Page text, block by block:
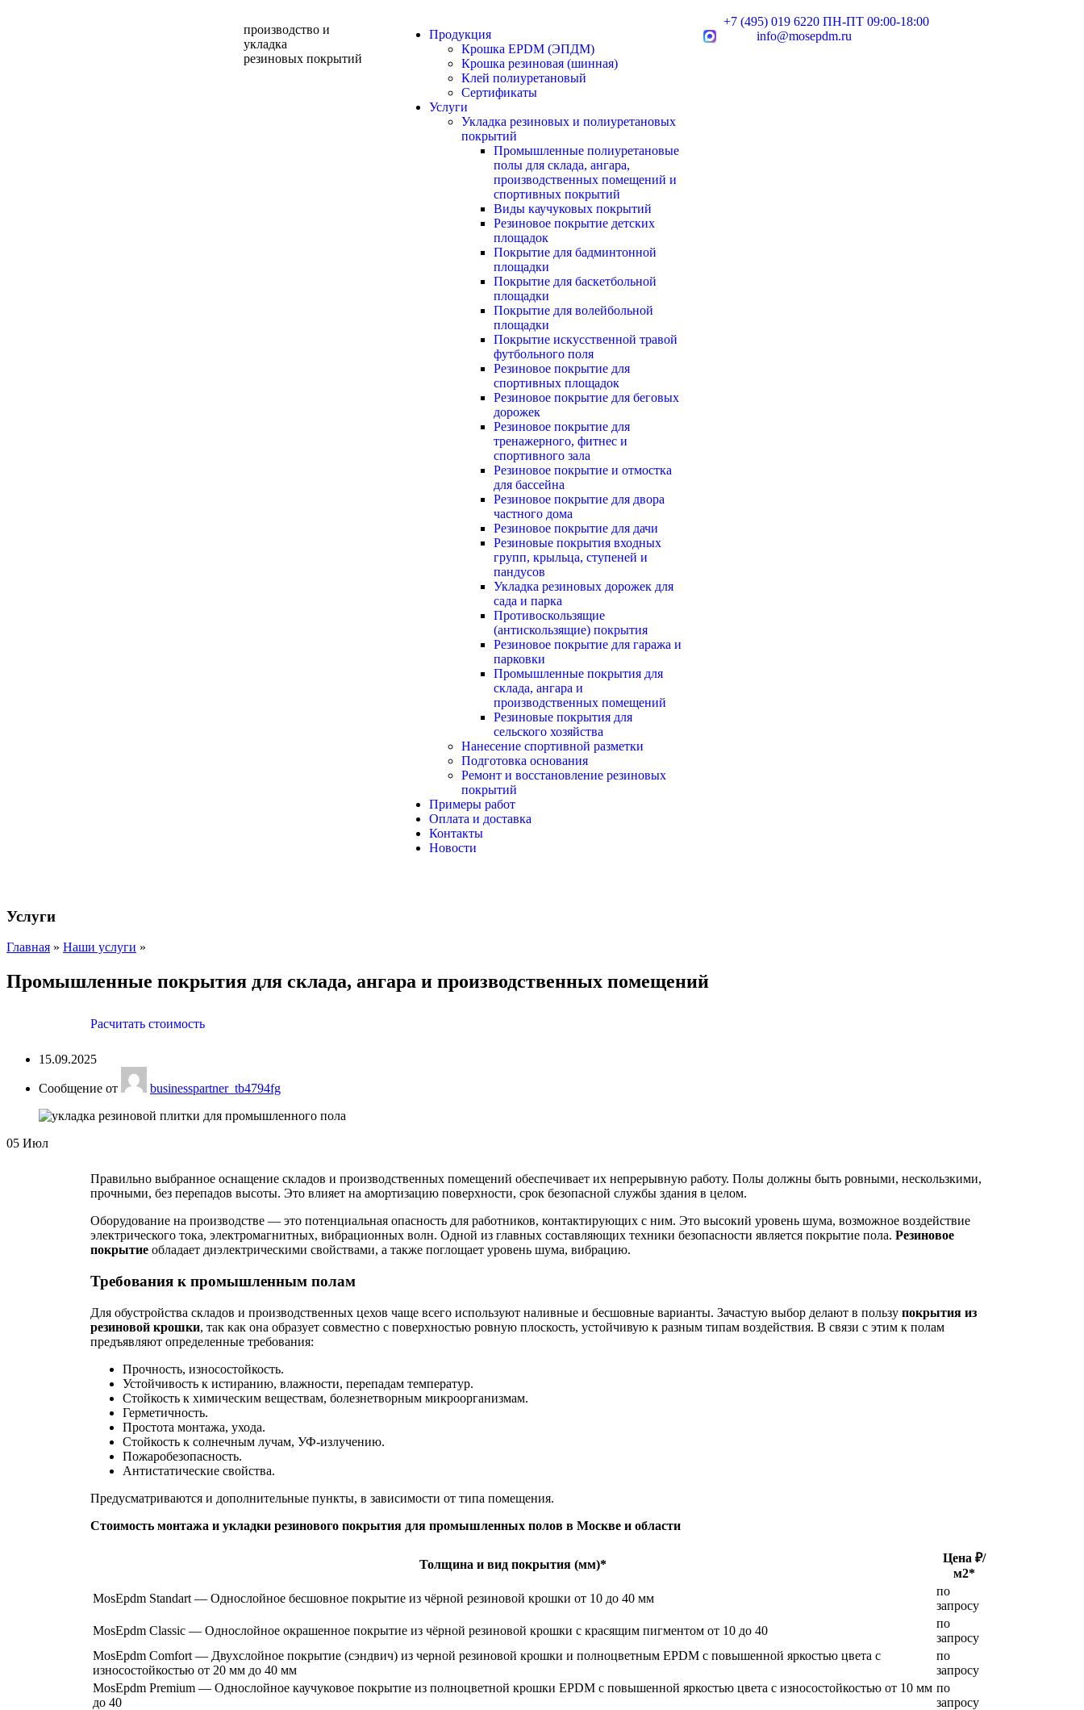
производство и
укладка
резиновых покрытий
Продукция
Крошка EPDM (ЭПДМ)
Крошка резиновая (шинная)
Клей полиуретановый
Сертификаты
Услуги
Укладка резиновых и полиуретановых
покрытий
Промышленные полиуретановые
полы для склада, ангара,
производственных помещений и
спортивных покрытий
Виды каучуковых покрытий
Резиновое покрытие детских
площадок
Покрытие для бадминтонной
площадки
Покрытие для баскетбольной
площадки
Покрытие для волейбольной
площадки
Покрытие искусственной травой
футбольного поля
Резиновое покрытие для
спортивных площадок
Резиновое покрытие для беговых
дорожек
Резиновое покрытие для
тренажерного, фитнес и
спортивного зала
Резиновое покрытие и отмостка
для бассейна
Резиновое покрытие для двора
частного дома
Резиновое покрытие для дачи
Резиновые покрытия входных
групп, крыльца, ступеней и
пандусов
Укладка резиновых дорожек для
сада и парка
Противоскользящие
(антискользящие) покрытия
Резиновое покрытие для гаража и
парковки
Промышленные покрытия для
склада, ангара и
производственных помещений
Резиновые покрытия для
сельского хозяйства
Нанесение спортивной разметки
Подготовка основания
Ремонт и восстановление резиновых
покрытий
Примеры работ
Оплата и доставка
Контакты
Новости
+7 (495) 019 6220 ПН-ПТ 09:00-18:00
info@mosepdm.ru
Услуги
Главная » Наши услуги »
Промышленные покрытия для склада, ангара и производственных помещений
Расчитать стоимость
15.09.2025
Сообщение от businesspartner_tb4794fg
05 Июл
Правильно выбранное оснащение складов и производственных помещений обеспечивает их непрерывную работу. Полы должны быть ровными, нескользкими,
прочными, без перепадов высоты. Это влияет на амортизацию поверхности, срок безопасной службы здания в целом.
Оборудование на производстве — это потенциальная опасность для работников, контактирующих с ним. Это высокий уровень шума, возможное воздействие
электрического тока, электромагнитных, вибрационных волн. Одной из главных составляющих техники безопасности является покрытие пола. Резиновое
покрытие обладает диэлектрическими свойствами, а также поглощает уровень шума, вибрацию.
Требования к промышленным полам
Для обустройства складов и производственных цехов чаще всего используют наливные и бесшовные варианты. Зачастую выбор делают в пользу покрытия из
резиновой крошки, так как она образует совместно с поверхностью ровную плоскость, устойчивую к разным типам воздействия. В связи с этим к полам
предъявляют определенные требования:
Прочность, износостойкость.
Устойчивость к истиранию, влажности, перепадам температур.
Стойкость к химическим веществам, болезнетворным микроорганизмам.
Герметичность.
Простота монтажа, ухода.
Стойкость к солнечным лучам, УФ-излучению.
Пожаробезопасность.
Антистатические свойства.
Предусматриваются и дополнительные пункты, в зависимости от типа помещения.
Стоимость монтажа и укладки резинового покрытия для промышленных полов в Москве и области
Толщина и вид покрытия (мм)*
Цена ₽/
м2*
MosEpdm Standart — Однослойное бесшовное покрытие из чёрной резиновой крошки от 10 до 40 мм
по
запросу
MosEpdm Classic — Однослойное окрашенное покрытие из чёрной резиновой крошки с красящим пигментом от 10 до 40
по
запросу
MosEpdm Comfort — Двухслойное покрытие (сэндвич) из черной резиновой крошки и полноцветным EPDM с повышенной яркостью цвета с
износостойкостью от 20 мм до 40 мм
по
запросу
MosEpdm Premium — Однослойное каучуковое покрытие из полноцветной крошки EPDM c повышенной яркостью цвета с износостойкостью от 10 мм
до 40
по
запросу